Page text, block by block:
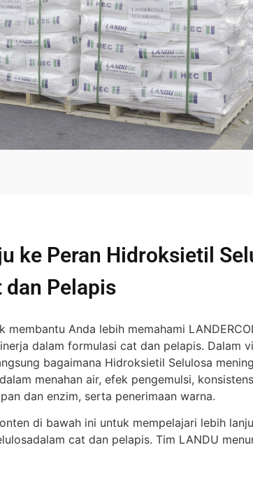
ke Peran Hidroksietil
dan Pelapis
Anda lebih memahami
dalam formulasi cat dan pelapis. Dalam
bagaimana Hidroksietil Selulosa
menahan air, efek pengemulsi,
dan enzim, serta penerimaan warna.
di bawah ini untuk mempelajari lebih
dalam cat dan pelapis. Tim LANDU